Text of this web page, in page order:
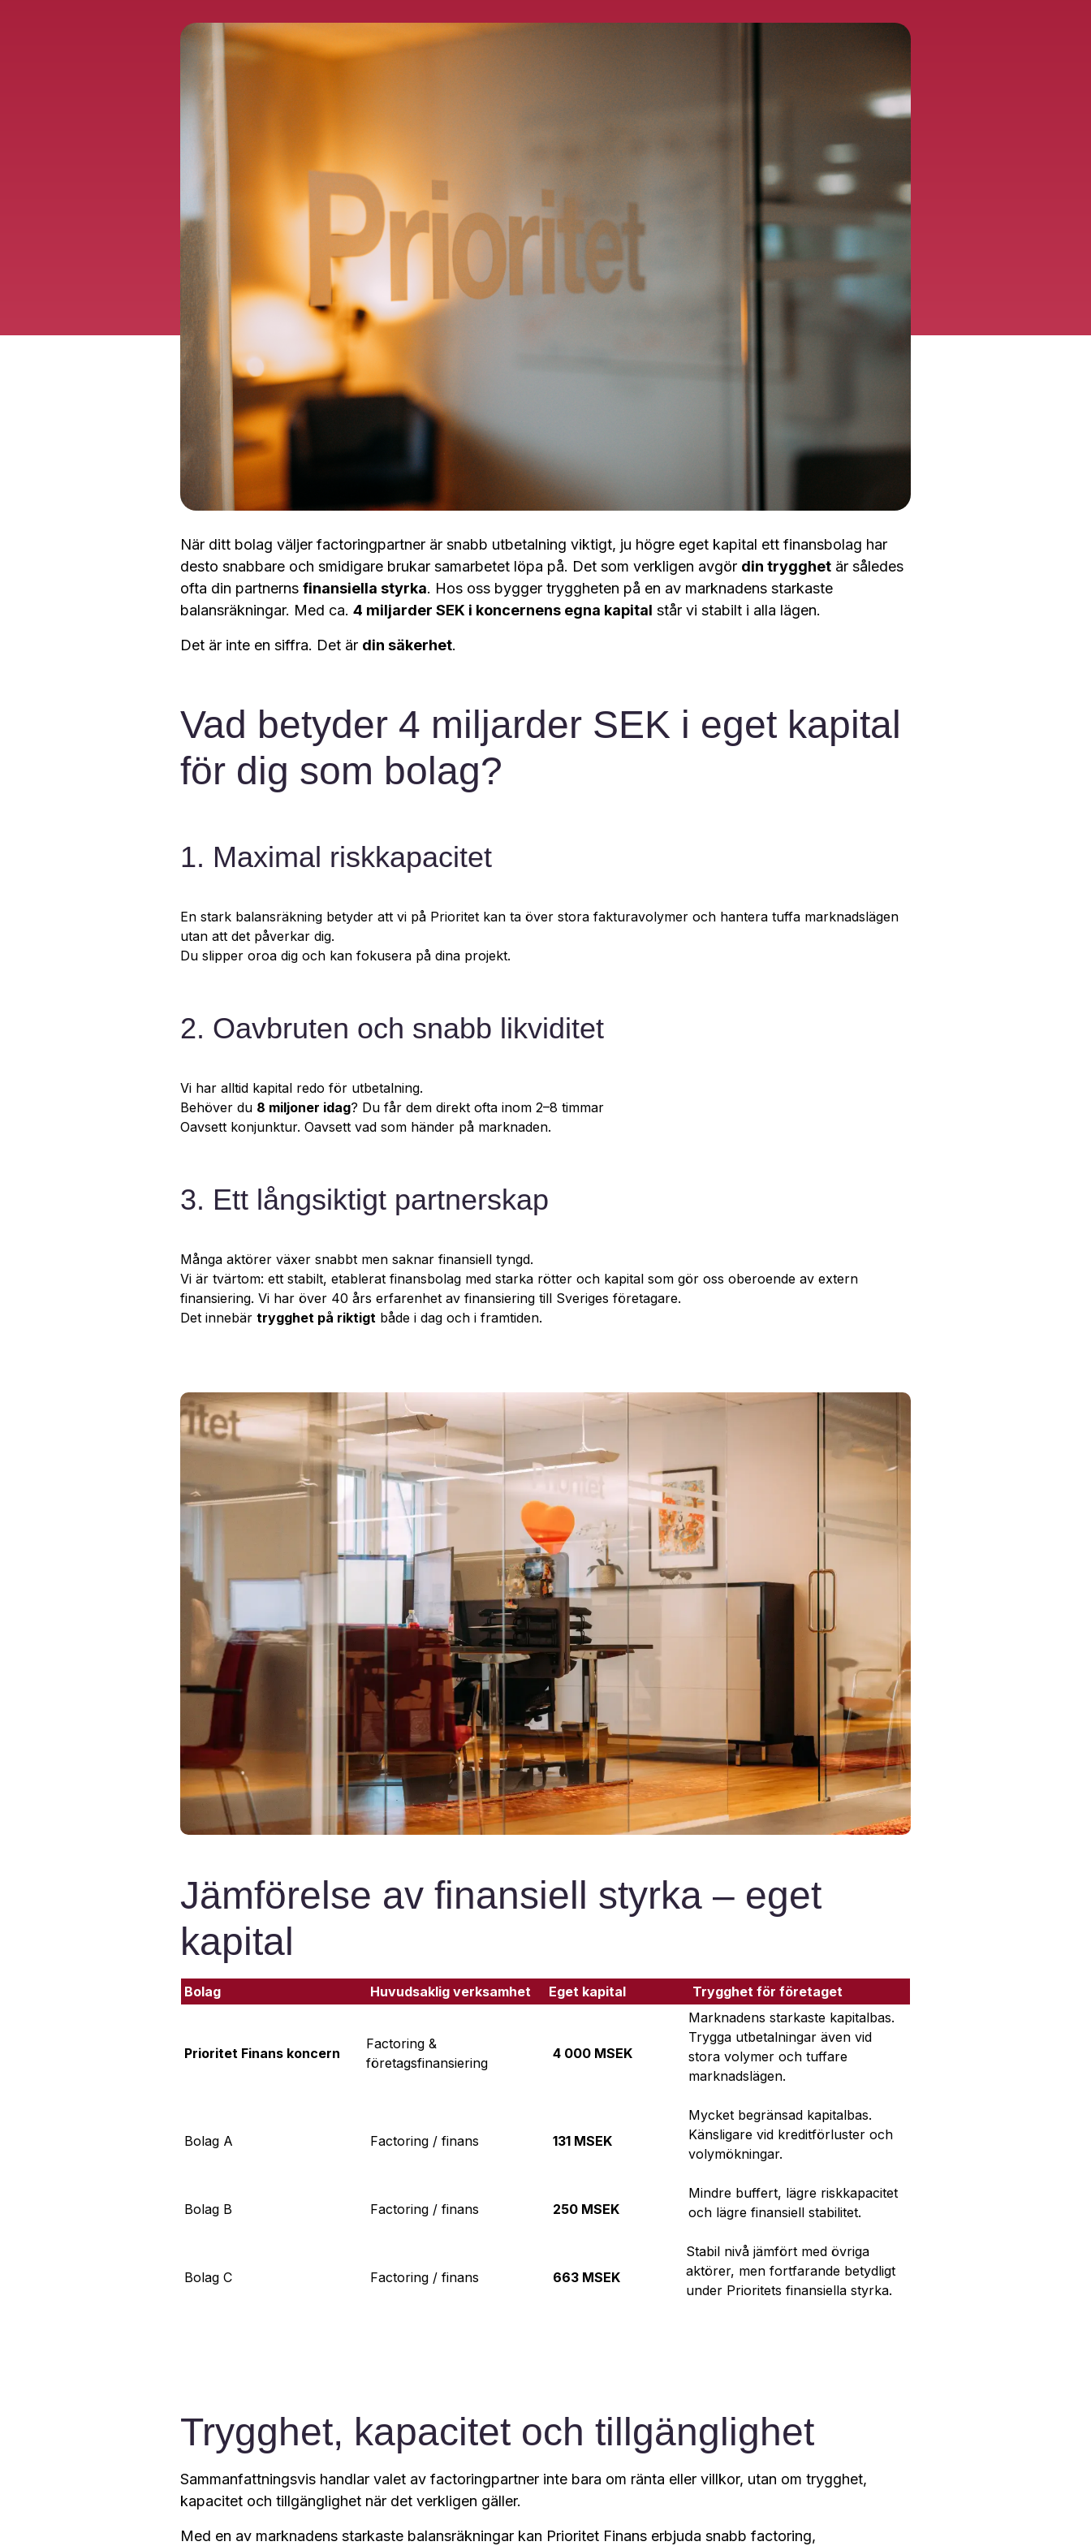
När ditt bolag väljer factoringpartner är snabb utbetalning viktigt, ju högre eget kapital ett finansbolag har
desto snabbare och smidigare brukar samarbetet löpa på. Det som verkligen avgör din trygghet är således
ofta din partnerns finansiella styrka. Hos oss bygger tryggheten på en av marknadens starkaste
balansräkningar. Med ca. 4 miljarder SEK i koncernens egna kapital står vi stabilt i alla lägen.
Det är inte en siffra. Det är din säkerhet.
Vad betyder 4 miljarder SEK i eget kapital
för dig som bolag?
1. Maximal riskkapacitet
En stark balansräkning betyder att vi på Prioritet kan ta över stora fakturavolymer och hantera tuffa marknadslägen
utan att det påverkar dig.
Du slipper oroa dig och kan fokusera på dina projekt.
2. Oavbruten och snabb likviditet
Vi har alltid kapital redo för utbetalning.
Behöver du 8 miljoner idag? Du får dem direkt ofta inom 2–8 timmar
Oavsett konjunktur. Oavsett vad som händer på marknaden.
3. Ett långsiktigt partnerskap
Många aktörer växer snabbt men saknar finansiell tyngd.
Vi är tvärtom: ett stabilt, etablerat finansbolag med starka rötter och kapital som gör oss oberoende av extern
finansiering. Vi har över 40 års erfarenhet av finansiering till Sveriges företagare.
Det innebär trygghet på riktigt både i dag och i framtiden.
Jämförelse av finansiell styrka – eget
kapital
Bolag Huvudsaklig verksamhet Eget kapital Trygghet för företaget
Prioritet Finans koncern
Factoring &
företagsfinansiering
4 000 MSEK
Marknadens starkaste kapitalbas.
Trygga utbetalningar även vid
stora volymer och tuffare
marknadslägen.
Bolag A Factoring / finans 131 MSEK
Mycket begränsad kapitalbas.
Känsligare vid kreditförluster och
volymökningar.
Bolag B Factoring / finans 250 MSEK
Mindre buffert, lägre riskkapacitet
och lägre finansiell stabilitet.
Bolag C Factoring / finans 663 MSEK
Stabil nivå jämfört med övriga
aktörer, men fortfarande betydligt
under Prioritets finansiella styrka.
Trygghet, kapacitet och tillgänglighet
Sammanfattningsvis handlar valet av factoringpartner inte bara om ränta eller villkor, utan om trygghet,
kapacitet och tillgänglighet när det verkligen gäller.
Med en av marknadens starkaste balansräkningar kan Prioritet Finans erbjuda snabb factoring,